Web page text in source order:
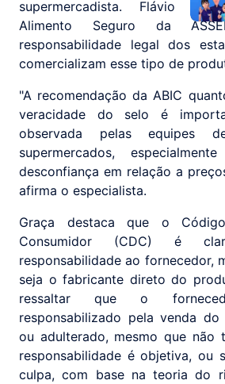
supermercadista. Flávio
Alimento Seguro da
responsabilidade legal dos
comercializam esse tipo de
"A recomendação da ABIC
veracidade do selo é
observada pelas equipes
supermercados,
desconfiança em relação a
afirma o especialista.
Graça destaca que o
Consumidor (CDC) é
responsabilidade ao fornecedor,
seja o fabricante direto do
ressaltar que o
responsabilizado pela venda
ou adulterado, mesmo que não
responsabilidade é objetiva, ou
culpa, com base na teoria do